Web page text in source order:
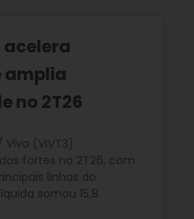
acelera
amplia
no 2T26
Vivo (VIVT3)
fortes no 2T26, com
linhas do
somou 15,8